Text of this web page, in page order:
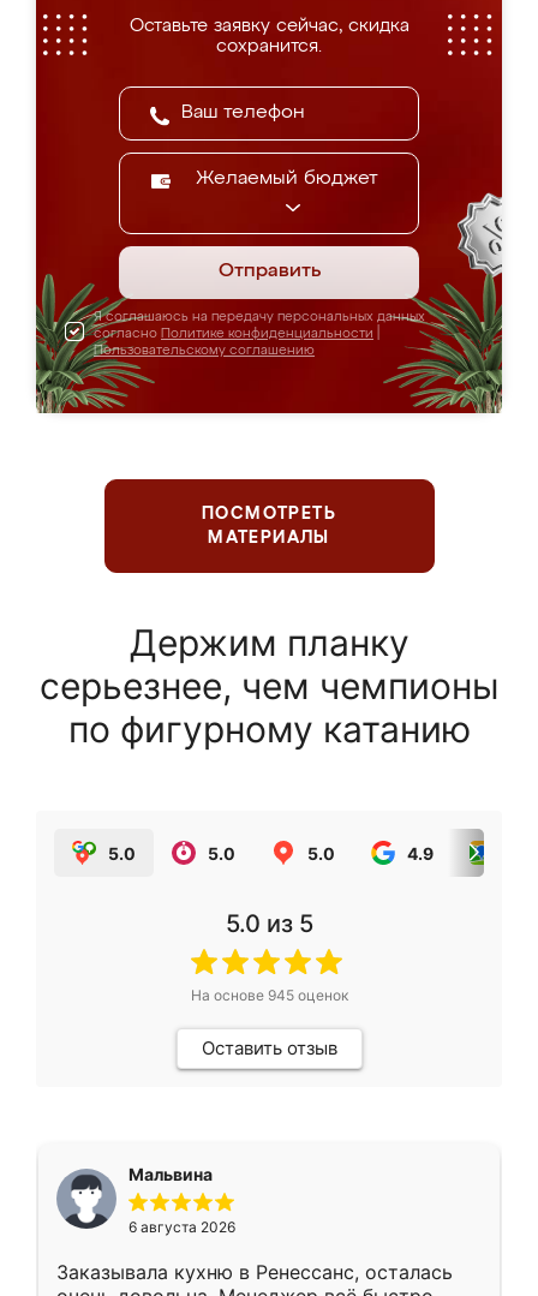
Оставьте заявку сейчас, скидка
сохранится.
Желаемый бюджет
Отправить
Я соглашаюсь на передачу персональных данных
согласно Политике конфиденциальности
Пользовательскому соглашению
ПОСМОТРЕТЬ
МАТЕРИАЛЫ
Держим планку
серьезнее, чем чемпионы
по фигурному катанию
5.0 5.0 5.0 4.9
5.0 из 5
На основе 945оценок
Оставить отзыв
Мальвина
6 августа 2026
Заказывала кухню в Ренессанс, осталась